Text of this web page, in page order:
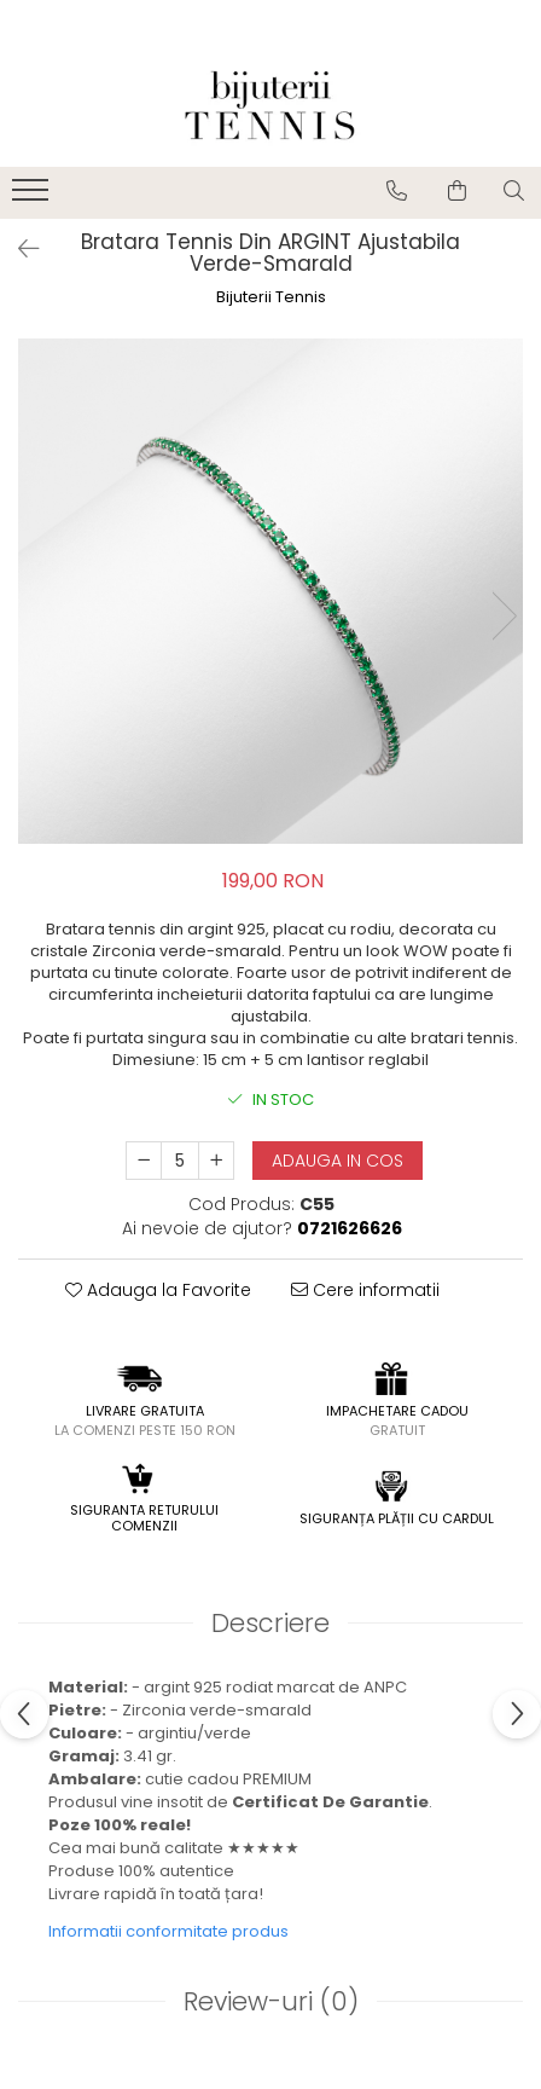
Bratara Tennis Din ARGINT Ajustabila
Verde-Smarald
Bijuterii Tennis
199,00 RON
Bratara tennis din argint 925, placat cu rodiu, decorata cu
cristale Zirconia verde-smarald. Pentru un look WOW poate fi
purtata cu tinute colorate. Foarte usor de potrivit indiferent de
circumferinta incheieturii datorita faptului ca are lungime
ajustabila.
Poate fi purtata singura sau in combinatie cu alte bratari tennis.
Dimesiune: 15 cm + 5 cm lantisor reglabil
IN STOC
ADAUGA IN COS
Cod Produs: C55
Ai nevoie de ajutor? 0721626626
Adauga la Favorite Cere informatii
LIVRARE GRATUITA
LA COMENZI PESTE 150 RON
IMPACHETARE CADOU
GRATUIT
SIGURANTA RETURULUI
COMENZII
SIGURANȚA PLĂȚII CU CARDUL
Descriere
Material: - argint 925 rodiat marcat de ANPC
Pietre: - Zirconia verde-smarald
Culoare: - argintiu/verde
Gramaj: 3.41 gr.
Ambalare: cutie cadou PREMIUM
Produsul vine insotit de Certificat De Garantie.
Poze 100% reale!
Cea mai bună calitate ★★★★★
Produse 100% autentice
Livrare rapidă în toată țara!
Informatii conformitate produs
Review-uri (0)